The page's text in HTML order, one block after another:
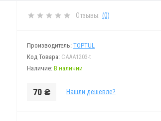
Отзывы: (0)
Производитель: TOPTUL
Код Товара: CAAA1203-t
Наличие: В наличии
70 ₴ Нашли дешевле?